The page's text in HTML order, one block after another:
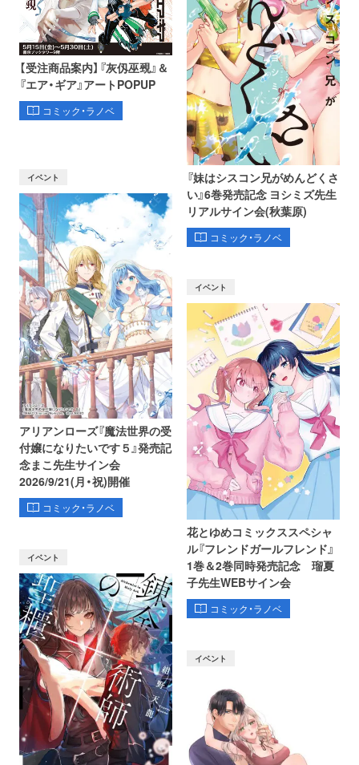
【受注商品案内】『灰仭巫覡』＆
『エア・ギア』アートPOPUP
コミック・ラノベ
『妹はシスコン兄がめんどくさ
い』6巻発売記念 ヨシミズ先生
リアルサイン会(秋葉原)
コミック・ラノベ
イベント
アリアンローズ『魔法世界の受
付嬢になりたいです５』発売記
念まこ先生サイン会
2026/9/21(月・祝)開催
コミック・ラノベ
イベント
花とゆめコミックススペシャ
ル『フレンドガールフレンド』
1巻＆2巻同時発売記念 瑠夏
子先生WEBサイン会
コミック・ラノベ
イベント
イベント